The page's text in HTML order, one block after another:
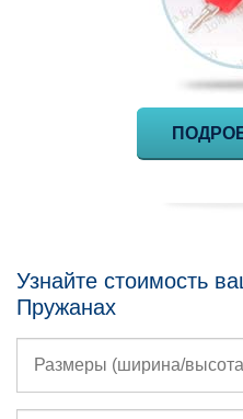
Узнайте стоимость
Пружанах